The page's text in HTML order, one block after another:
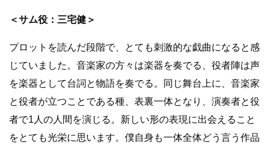
＜サム役：三宅健＞
プロットを読んだ段階で、とても刺激的な戯曲になると感
じていました。音楽家の方々は楽器を奏でる、役者陣は声
を楽器として台詞と物語を奏でる。同じ舞台上に、音楽家
と役者が立つことである種、表裏一体となり、演奏者と役
者で1人の人間を演じる。新しい形の表現に出会えること
をとても光栄に思います。僕自身も一体全体どう言う作品